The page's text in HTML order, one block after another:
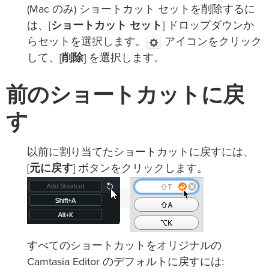
(Mac のみ) ショートカット セットを削除するに
は、[ショートカット セット] ドロップダウンか
らセットを選択します。
アイコンをクリック
して、[削除] を選択します。
前のショートカットに戻
す
以前に割り当てたショートカットに戻すには、
[元に戻す] ボタンをクリックします。
すべてのショートカットをオリジナルの
Camtasia Editor のデフォルトに戻すには: